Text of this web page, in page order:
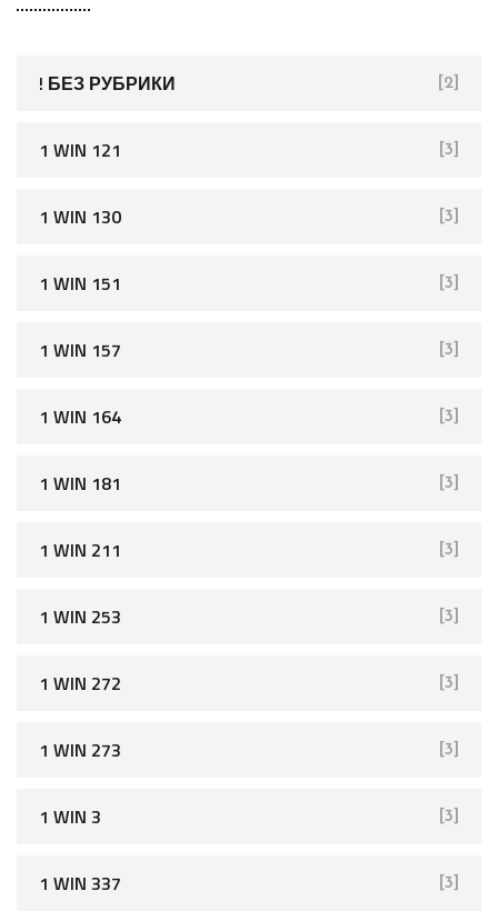
c
! БЕЗ РУБРИКИ [2]
1 WIN 121 [3]
1 WIN 130 [3]
1 WIN 151 [3]
1 WIN 157 [3]
1 WIN 164 [3]
1 WIN 181 [3]
1 WIN 211 [3]
1 WIN 253 [3]
1 WIN 272 [3]
1 WIN 273 [3]
1 WIN 3 [3]
1 WIN 337 [3]